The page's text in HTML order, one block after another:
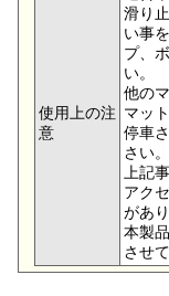
使用上の注
意
滑り
い事
プ、
い。
他の
マッ
停車
さい。
上記
アク
があり
本製
させ